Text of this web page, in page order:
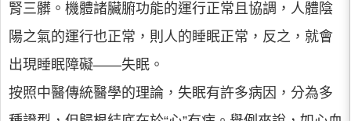
腎三髒。機體諸臟腑功能的運行正常且協調，人體陰
陽之氣的運行也正常，則人的睡眠正常，反之，就會
出現睡眠障礙——失眠。
按照中醫傳統醫學的理論，失眠有許多病因，分為多